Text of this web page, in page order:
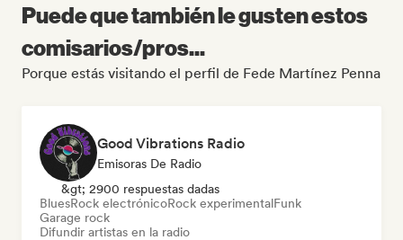
Puede que también le gusten estos
comisarios/pros...
Porque estás visitando el perfil de Fede Martínez Penna
Good Vibrations Radio
Emisoras De Radio
&gt; 2900 respuestas dadas
BluesRock electrónicoRock experimentalFunk
Garage rock
Difundir artistas en la radio